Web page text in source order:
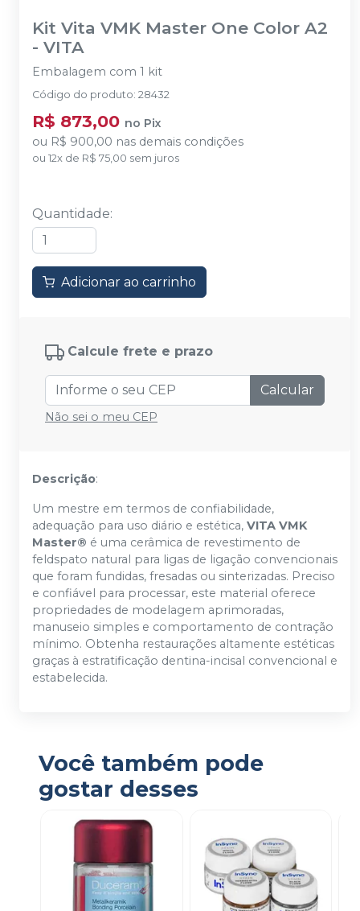
Kit Vita VMK Master One Color A2
- VITA
Embalagem com 1 kit
Código do produto: 28432
R$ 873,00 no Pix
ou R$ 900,00 nas demais condições
ou 12x de R$ 75,00 sem juros
Quantidade:
Adicionar ao carrinho
Calcule frete e prazo
Calcular
Não sei o meu CEP
Descrição:
Um mestre em termos de confiabilidade,
adequação para uso diário e estética, VITA VMK
Master® é uma cerâmica de revestimento de
feldspato natural para ligas de ligação convencionais
que foram fundidas, fresadas ou sinterizadas. Preciso
e confiável para processar, este material oferece
propriedades de modelagem aprimoradas,
manuseio simples e comportamento de contração
mínimo. Obtenha restaurações altamente estéticas
graças à estratificação dentina-incisal convencional e
estabelecida.
Você também pode
gostar desses